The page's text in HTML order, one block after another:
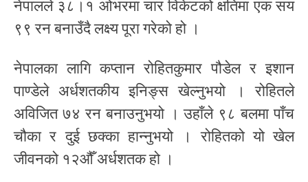
नेपालले ३८।१ ओभरमा चार विकेटको क्षतिमा एक सय
९९ रन बनाउँदै लक्ष्य पूरा गरेको हो ।
नेपालका लागि कप्तान रोहितकुमार पौडेल र इशान
पाण्डेले अर्धशतकीय इनिङ्स खेल्नुभयो । रोहितले
अविजित ७४ रन बनाउनुभयो । उहाँले ९८ बलमा पाँच
चौका र दुई छक्का हान्नुभयो । रोहितको यो खेल
जीवनको १२औँ अर्धशतक हो ।